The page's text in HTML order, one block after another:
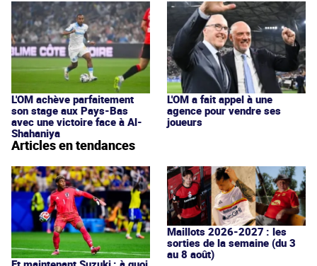
L'OM achève parfaitement
son stage aux Pays-Bas
avec une victoire face à Al-
Shahaniya
L'OM a fait appel à une
agence pour vendre ses
joueurs
Articles en tendances
Maillots 2026-2027 : les
sorties de la semaine (du 3
au 8 août)